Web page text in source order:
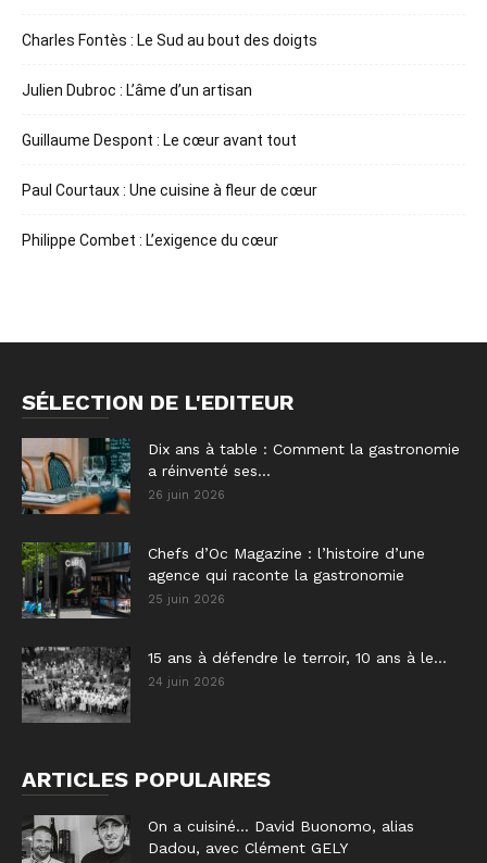
Charles Fontès : Le Sud au bout des doigts
Julien Dubroc : L’âme d’un artisan
Guillaume Despont : Le cœur avant tout
Paul Courtaux : Une cuisine à fleur de cœur
Philippe Combet : L’exigence du cœur
SÉLECTION DE L'EDITEUR
Dix ans à table : Comment la gastronomie
a réinventé ses...
26 juin 2026
Chefs d’Oc Magazine : l’histoire d’une
agence qui raconte la gastronomie
25 juin 2026
15 ans à défendre le terroir, 10 ans à le...
24 juin 2026
ARTICLES POPULAIRES
On a cuisiné… David Buonomo, alias
Dadou, avec Clément GELY